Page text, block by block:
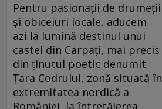
Pentru pasionaţii de drumeţii
şi obiceiuri locale, aducem
azi la lumină destinul unui
castel din Carpaţi, mai precis
din ţinutul poetic denumit
Ţara Codrului, zonă situată în
extremitatea nordică a